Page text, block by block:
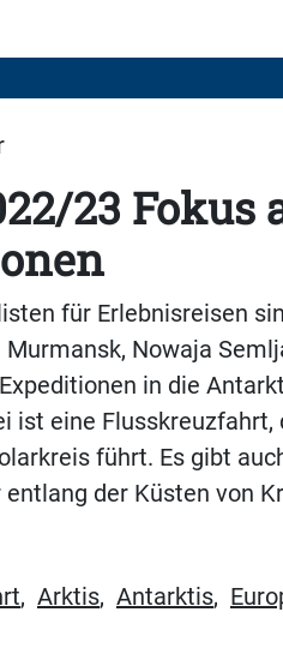
23 Fokus
für Erlebnisreisen
Nowaja
in die
ist eine
führt. Es gibt
der Küsten von
, Arktis, Antarktis,